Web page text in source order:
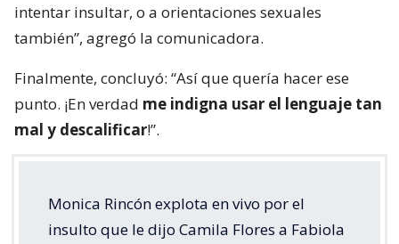
intentar insultar, o a orientaciones sexuales
también”, agregó la comunicadora.
Finalmente, concluyó: “Así que quería hacer ese
punto. ¡En verdad me indigna usar el lenguaje tan
mal y descalificar!”.
Monica Rincón explota en vivo por el
insulto que le dijo Camila Flores a Fabiola